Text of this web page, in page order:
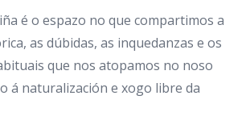
é o espazo no que compartimos a
as dúbidas, as inquedanzas e os
que nos atopamos no noso
á naturalización e xogo libre da